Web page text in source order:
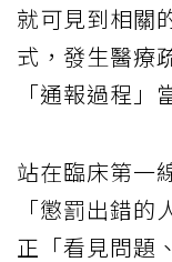
就可見到相關
式，發生醫療
「通報過程」
站在臨床第一
「懲罰出錯
正「看見問題